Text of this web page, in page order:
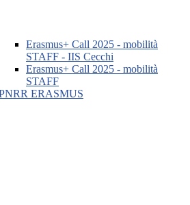
Erasmus+ Call 2025 - mobilità
STAFF - IIS Cecchi
Erasmus+ Call 2025 - mobilità
STAFF
ERASMUS